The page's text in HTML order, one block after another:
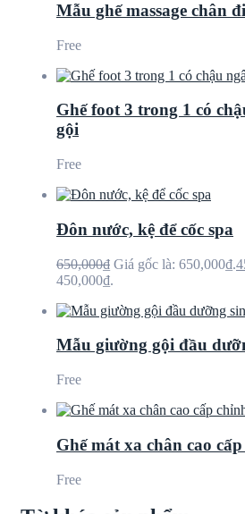
Mẫu ghế massage chân
Free
Ghế foot 3 trong 1 có
gội
Free
Đôn nước, kệ để cốc spa
650,000₫ Giá gốc là: 650,000₫.
450,000₫.
Mẫu giường gội đầu
Free
Ghế mát xa chân cao
Free